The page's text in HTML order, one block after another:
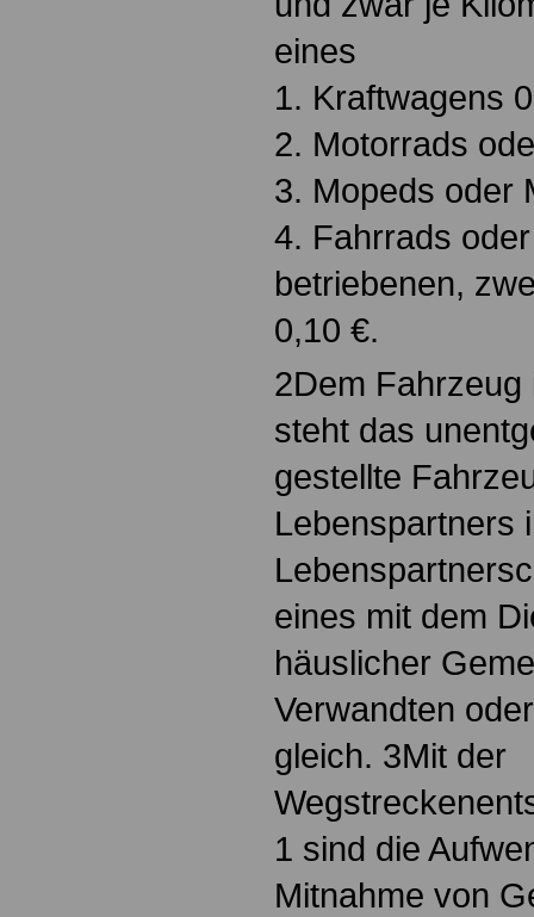
eines
1. Kraftwagens
2. Motorrads
3. Mopeds oder
4. Fahrrads
betriebenen,
0,10 €.
2Dem
steht das
gestellte
Lebenspartners
eines mit dem
häuslicher
Verwandten
gleich. 3Mit der
1 sind die
Mitnahme von